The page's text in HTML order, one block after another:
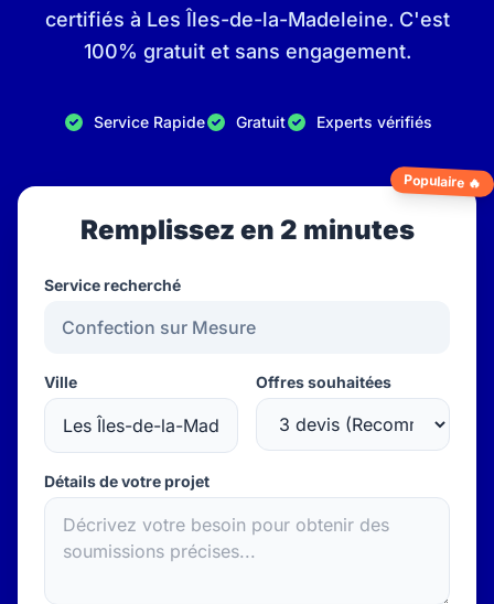
certifiés à Les Îles-de-la-Madeleine. C'est
100% gratuit et sans engagement.
Service Rapide Gratuit Experts vérifiés
Populaire 🔥
Remplissez en 2 minutes
Service recherché
Ville Offres souhaitées
Détails de votre projet